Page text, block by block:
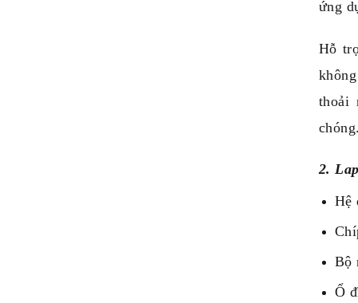
ứng
Hỗ
thoải
chóng.
2.
Hệ
Bộ
Ổ